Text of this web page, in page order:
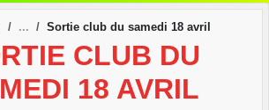
Sortie club du samedi 18 avril
CLUB DU
18 AVRIL